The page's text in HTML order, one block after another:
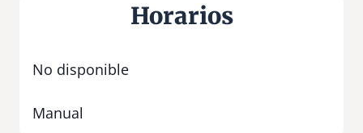
Horarios
No disponible
Manual